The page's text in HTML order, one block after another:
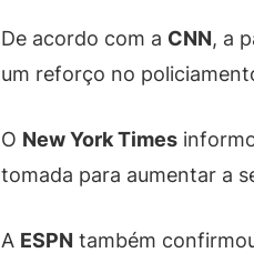
De acordo com a CNN, a
um reforço no
O New York Times
tomada para aumentar a
A ESPN também